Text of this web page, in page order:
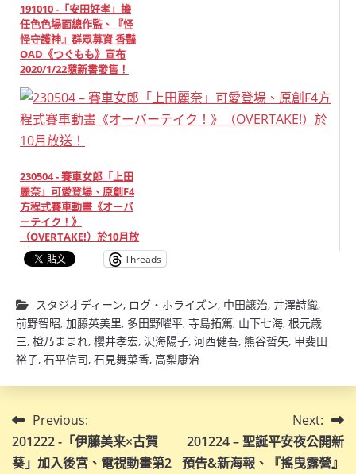
191010 -「安田好孝」擔
任色色場面總作監、『怪
怪守護神』群眾募資 香豔
OAD《つぐもも》宣布
2020/1/22隨新書發售！
230504 - 賽車女郎「上田
麗奈」可愛登場、原創F4
方程式賽車動畫《オーバ
ーテイク！》
（OVERTAKE!）於10月放
送！
Threads
スタジオディーン, ログ・ホライズン, 中田譲治, 井澤詩織,
前野智昭, 加藤英美里, 多田野曜平, 寺島拓篤, 山下七海, 根元歳
三, 橙乃ままれ, 櫻井孝宏, 沢海陽子, 河西健吾, 熊谷哲矢, 甲斐田
裕子, 石平信司, 石見舞菜香, 高梨康治
文
章
Previous:
201222 -「伊藤美来×古賀
葵」加入後宮、電視動畫第2
Next:
201224 – 聖誕平安夜公開新
預告&新海報、『搖曳露營』